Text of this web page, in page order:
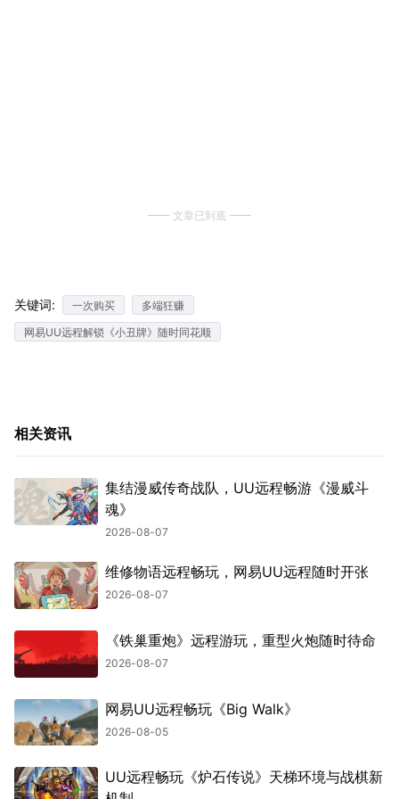
文章已到底
关键词: 一次购买
多端狂赚
网易UU远程解锁《小丑牌》随时同花顺
相关资讯
集结漫威传奇战队，UU远程畅游《漫威斗
魂》
2026-08-07
维修物语远程畅玩，网易UU远程随时开张
2026-08-07
《铁巢重炮》远程游玩，重型火炮随时待命
2026-08-07
网易UU远程畅玩《Big Walk》
2026-08-05
UU远程畅玩《炉石传说》天梯环境与战棋新